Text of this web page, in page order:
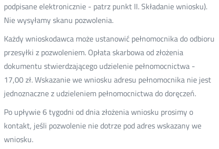
podpisane elektronicznie - patrz punkt II. Składanie wniosku).
Nie wysyłamy skanu pozwolenia.
Każdy wnioskodawca może ustanowić pełnomocnika do odbioru
przesyłki z pozwoleniem. Opłata skarbowa od złożenia
dokumentu stwierdzającego udzielenie pełnomocnictwa -
17,00 zł. Wskazanie we wniosku adresu pełnomocnika nie jest
jednoznaczne z udzieleniem pełnomocnictwa do doręczeń.
Po upływie 6 tygodni od dnia złożenia wniosku prosimy o
kontakt, jeśli pozwolenie nie dotrze pod adres wskazany we
wniosku.